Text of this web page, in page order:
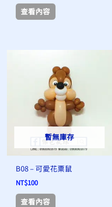
查看內容
暫無庫存
B08 – 可愛花粟鼠
NT$100
查看內容